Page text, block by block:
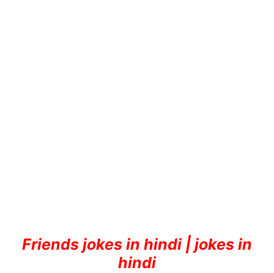
Friends jokes in hindi | jokes in
hindi